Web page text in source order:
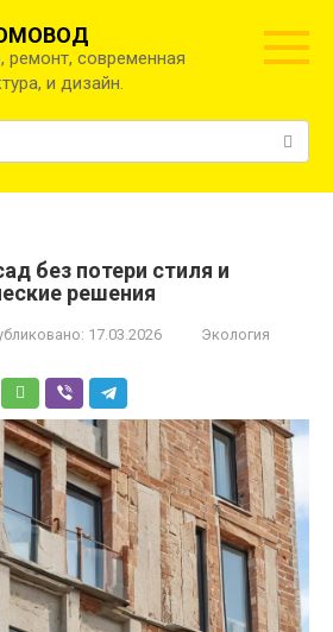
ремонт, современная
и дизайн.
без потери стиля и
решения
17.03.2026
Экология